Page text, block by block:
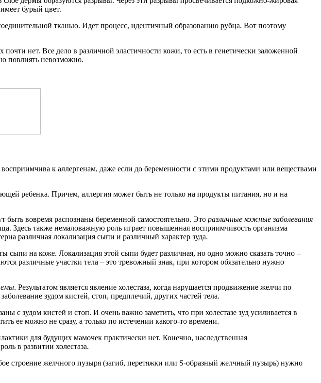
бурый цвет.
тканью. Идет процесс, идентичный образованию рубца. Вот поэтому
нет. Все дело в различной эластичности кожи, то есть в генетически заложенной
повлиять невозможно.
к аллергенам, даже если до беременности с этими продуктами или веществами
ребенка. Причем, аллергия может быть не только на продукты питания, но и на
вовремя распознаны беременной самостоятельно. Это различные кожные заболевания
Здесь также немаловажную роль играет повышенная восприимчивость организма
различная локализация сыпи и различный характер зуда.
сыпи на коже. Локализация этой сыпи будет различная, но одно можно сказать точно –
различные участки тела – это тревожный знак, при котором обязательно нужно
. Результатом является явление холестаза, когда нарушается продвижение желчи по
зудом кистей, стоп, предплечий, других частей тела.
с зудом кистей и стоп. И очень важно заметить, что при холестазе зуд усиливается в
ее можно не сразу, а только по истечении какого-то времени.
для будущих мамочек практически нет. Конечно, наследственная
в развитии холестаза.
желчного пузыря (загиб, перетяжки или S-образный желчный пузырь) нужно